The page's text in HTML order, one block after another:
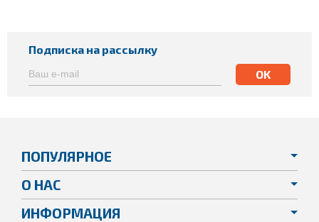
Подписка на рассылку
ПОПУЛЯРНОЕ
О НАС
ИНФОРМАЦИЯ